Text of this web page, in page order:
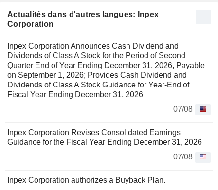
Actualités dans d'autres langues: Inpex
Corporation
Inpex Corporation Announces Cash Dividend and
Dividends of Class A Stock for the Period of Second
Quarter End of Year Ending December 31, 2026, Payable
on September 1, 2026; Provides Cash Dividend and
Dividends of Class A Stock Guidance for Year-End of
Fiscal Year Ending December 31, 2026
07/08
Inpex Corporation Revises Consolidated Earnings
Guidance for the Fiscal Year Ending December 31, 2026
07/08
Inpex Corporation authorizes a Buyback Plan.